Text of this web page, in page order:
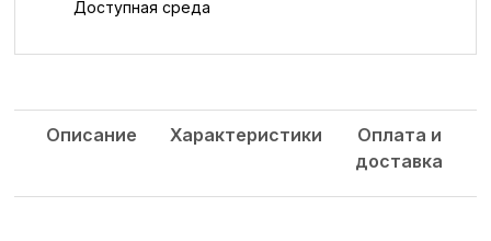
Доступная среда
Описание Характеристики
Оплата и
доставка